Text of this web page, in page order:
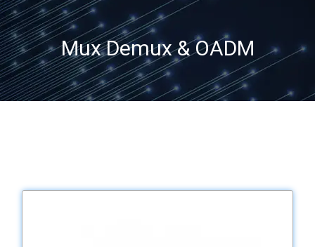
Mux Demux & OADM